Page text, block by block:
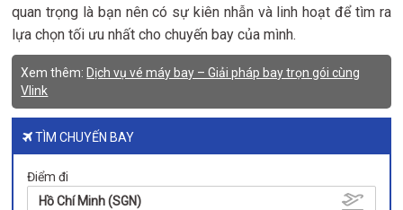
quan trọng là bạn nên có sự kiên nhẫn và linh hoạt để tìm ra
lựa chọn tối ưu nhất cho chuyến bay của mình.
Xem thêm: Dịch vụ vé máy bay – Giải pháp bay trọn gói cùng
Vlink
TÌM CHUYẾN BAY
Điểm đi
Hồ Chí Minh (SGN)